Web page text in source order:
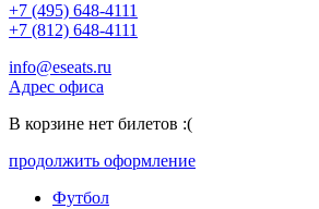
+7 (495) 648-4111
+7 (812) 648-4111
info@eseats.ru
Адрес офиса
В корзине нет билетов :(
продолжить оформление
Футбол